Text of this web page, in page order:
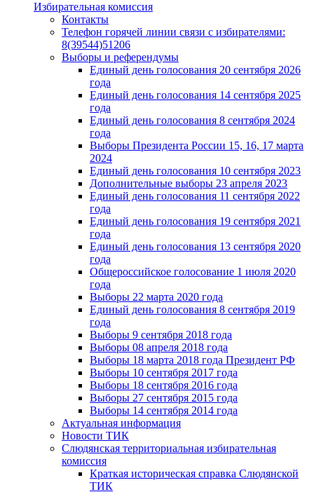
Избирательная комиссия
Контакты
Телефон горячей линии связи с избирателями:
8(39544)51206
Выборы и референдумы
Единый день голосования 20 сентября 2026
года
Единый день голосования 14 сентября 2025
года
Единый день голосования 8 сентября 2024
года
Выборы Президента России 15, 16, 17 марта
2024
Единый день голосования 10 сентября 2023
Дополнительные выборы 23 апреля 2023
Единый день голосования 11 сентября 2022
года
Единый день голосования 19 сентября 2021
года
Единый день голосования 13 сентября 2020
года
Общероссийское голосование 1 июля 2020
года
Выборы 22 марта 2020 года
Единый день голосования 8 сентября 2019
года
Выборы 9 сентября 2018 года
Выборы 08 апреля 2018 года
Выборы 18 марта 2018 года Президент РФ
Выборы 10 сентября 2017 года
Выборы 18 сентября 2016 года
Выборы 27 сентября 2015 года
Выборы 14 сентября 2014 года
Актуальная информация
Новости ТИК
Слюдянская территориальная избирательная
комиссия
Краткая историческая справка Слюдянской
ТИК